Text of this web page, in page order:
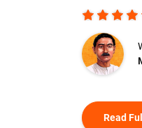
Read